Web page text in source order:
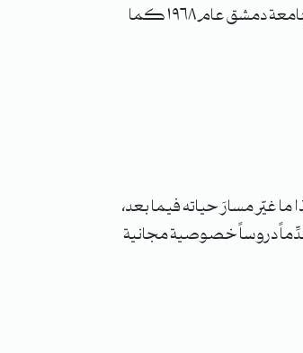
عام ١٩٥٩ تطوع الشاعر في الكلية الحربية قبل وصول البعث إلى السلطة في سوريا وتابع تحصيله العلمي فدرس في كلية الشريعة في جامعة دمشق عام ١٩٦٨ كما
غيّر مسارَ حياته فيما بعد،
دروساً خصوصية مجانية